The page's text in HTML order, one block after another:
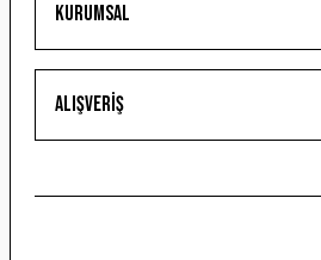
Kurumsal
Alışveriş